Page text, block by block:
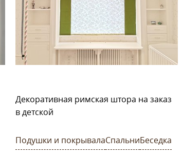
Декоративная римская штора на заказ
в детской
Подушки и покрывалаСпальниБеседка